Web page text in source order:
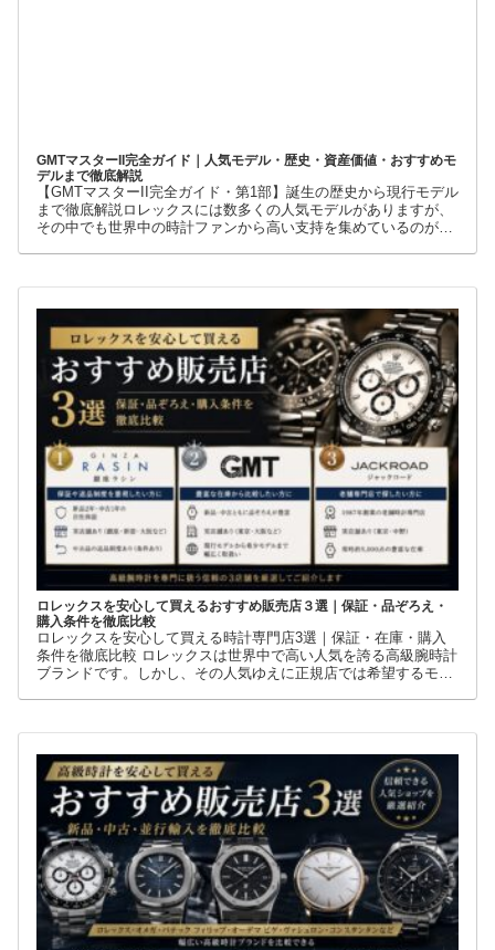
その中でも世界中の時計ファンから高い支持を集めているのが
GMTマスターIIです。赤青ベゼルの「ペプシ」、黒青ベゼルの
ブランドです。しかし、その人気ゆえに正規店では希望するモデ
ルを購入できないケースも少なくありません。 そこで多くの方が
利用しているのが、新品・中古・並行輸入品を取り扱う時計専門
店です。